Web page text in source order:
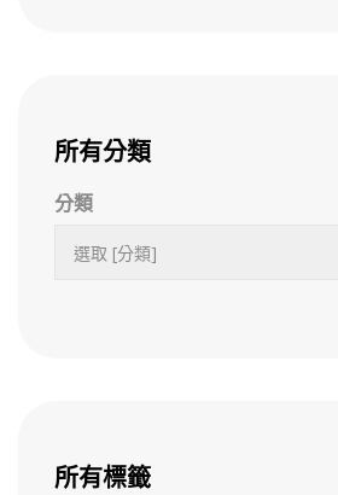
所有分類
分類
選取 [分類]
所有標籤